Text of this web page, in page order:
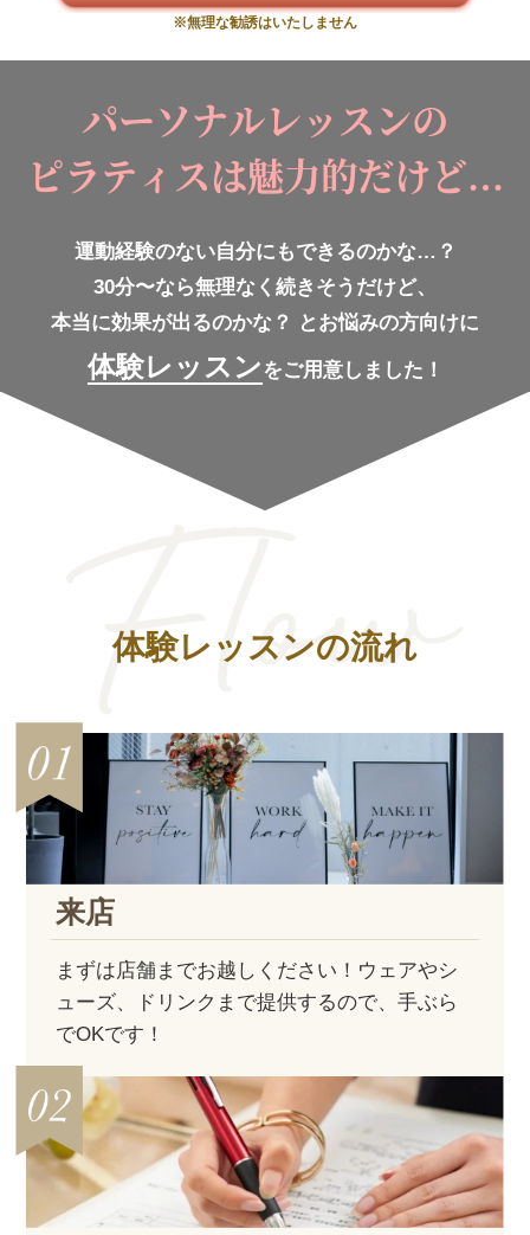
※無理な勧誘はいたしません
パーソナルレッスンの
ピラティスは魅力的だけど…
運動経験のない自分にもできるのかな…？
30分〜なら無理なく続きそうだけど、
本当に効果が出るのかな？
とお悩みの方向けに
体験レッスン をご用意しました！
体験レッスンの流れ
来店
まずは店舗までお越しください！ウェアやシ
ューズ、ドリンクまで提供するので、手ぶら
でOKです！